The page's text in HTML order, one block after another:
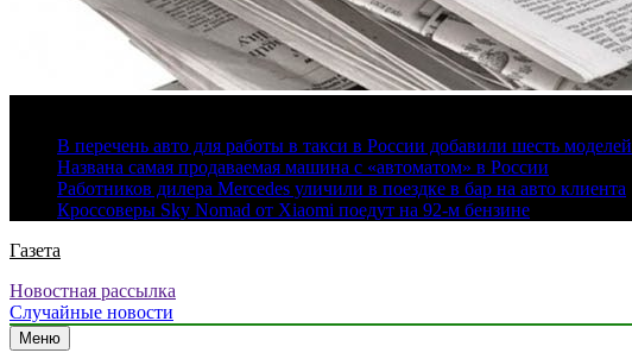
В перечень авто для работы в такси в России добавили шесть моделей
Названа самая продаваемая машина с «автоматом» в России
Работников дилера Mercedes уличили в поездке в бар на авто клиента
Кроссоверы Sky Nomad от Xiaomi поедут на 92-м бензине
Газета
Новостная рассылка
Случайные новости
Меню